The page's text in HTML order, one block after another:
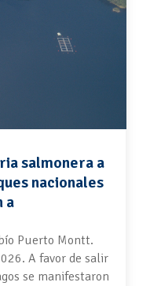
salmonera a
nacionales
a
Puerto Montt.
A favor de salir
se manifestaron